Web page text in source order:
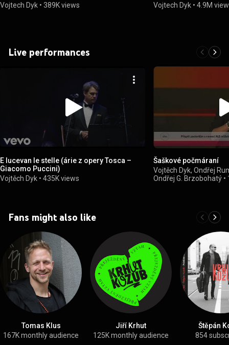
Vojtech Dyk • 389K views
Vojtech Dyk •4.9M
Live performances
E lucevan le stelle (árie z opery Tosca –
Giacomo Puccini)
Vojtěch Dyk • 435K views
Šaškové počmáraní
Vojtěch Dyk, Ondřej
Ondřej G. Brzobohatý •
Fans might also like
Tomas Klus
167K monthly audience
Jiří Krhut
125K monthly audience
Štěpán
854